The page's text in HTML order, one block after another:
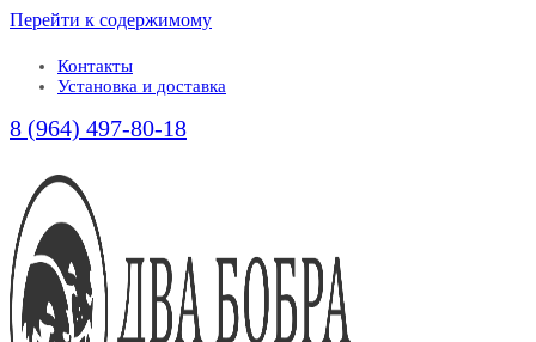
Перейти к содержимому
Контакты
Установка и доставка
8 (964) 497-80-18